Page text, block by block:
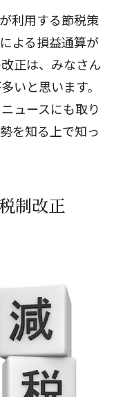
利用する節税策
よる損益通算が
正は、みなさん
いと思います。
ュースにも取り
を知る上で知っ
制改正